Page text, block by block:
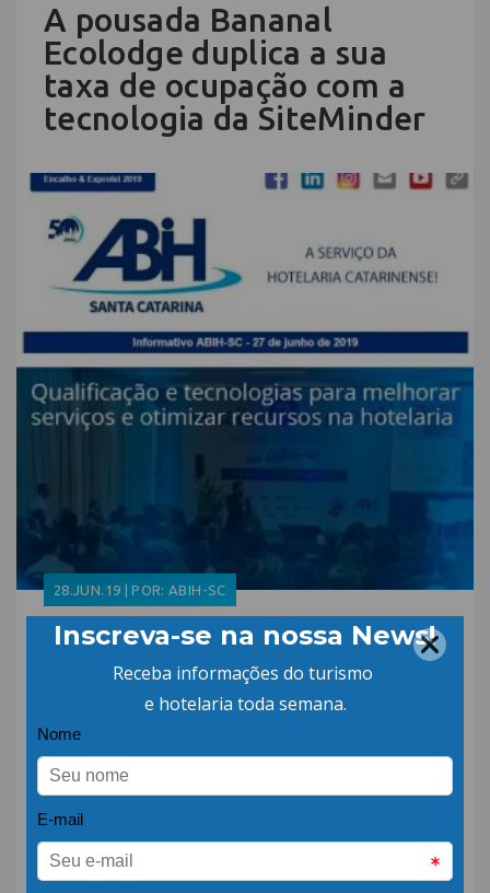
A pousada Bananal
Ecolodge duplica a sua
taxa de ocupação com a
tecnologia da SiteMinder
28.JUN.19 | POR: ABIH-SC
Informativo ABIH-SC 27
de junho
30.MAIO.19 | POR: ABIH-SC
Sócio Colaborador –
SiteMinder
05.ABR.19 | POR: ABIH-SC